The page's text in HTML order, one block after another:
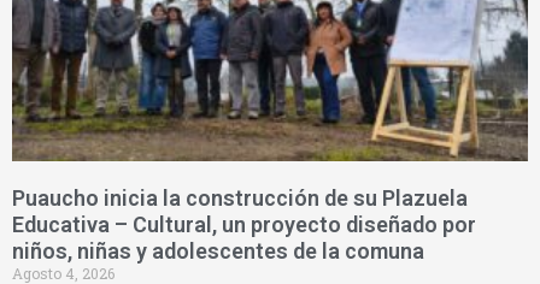
Puaucho inicia la construcción de su Plazuela
Educativa – Cultural, un proyecto diseñado por
niños, niñas y adolescentes de la comuna
Agosto 4, 2026